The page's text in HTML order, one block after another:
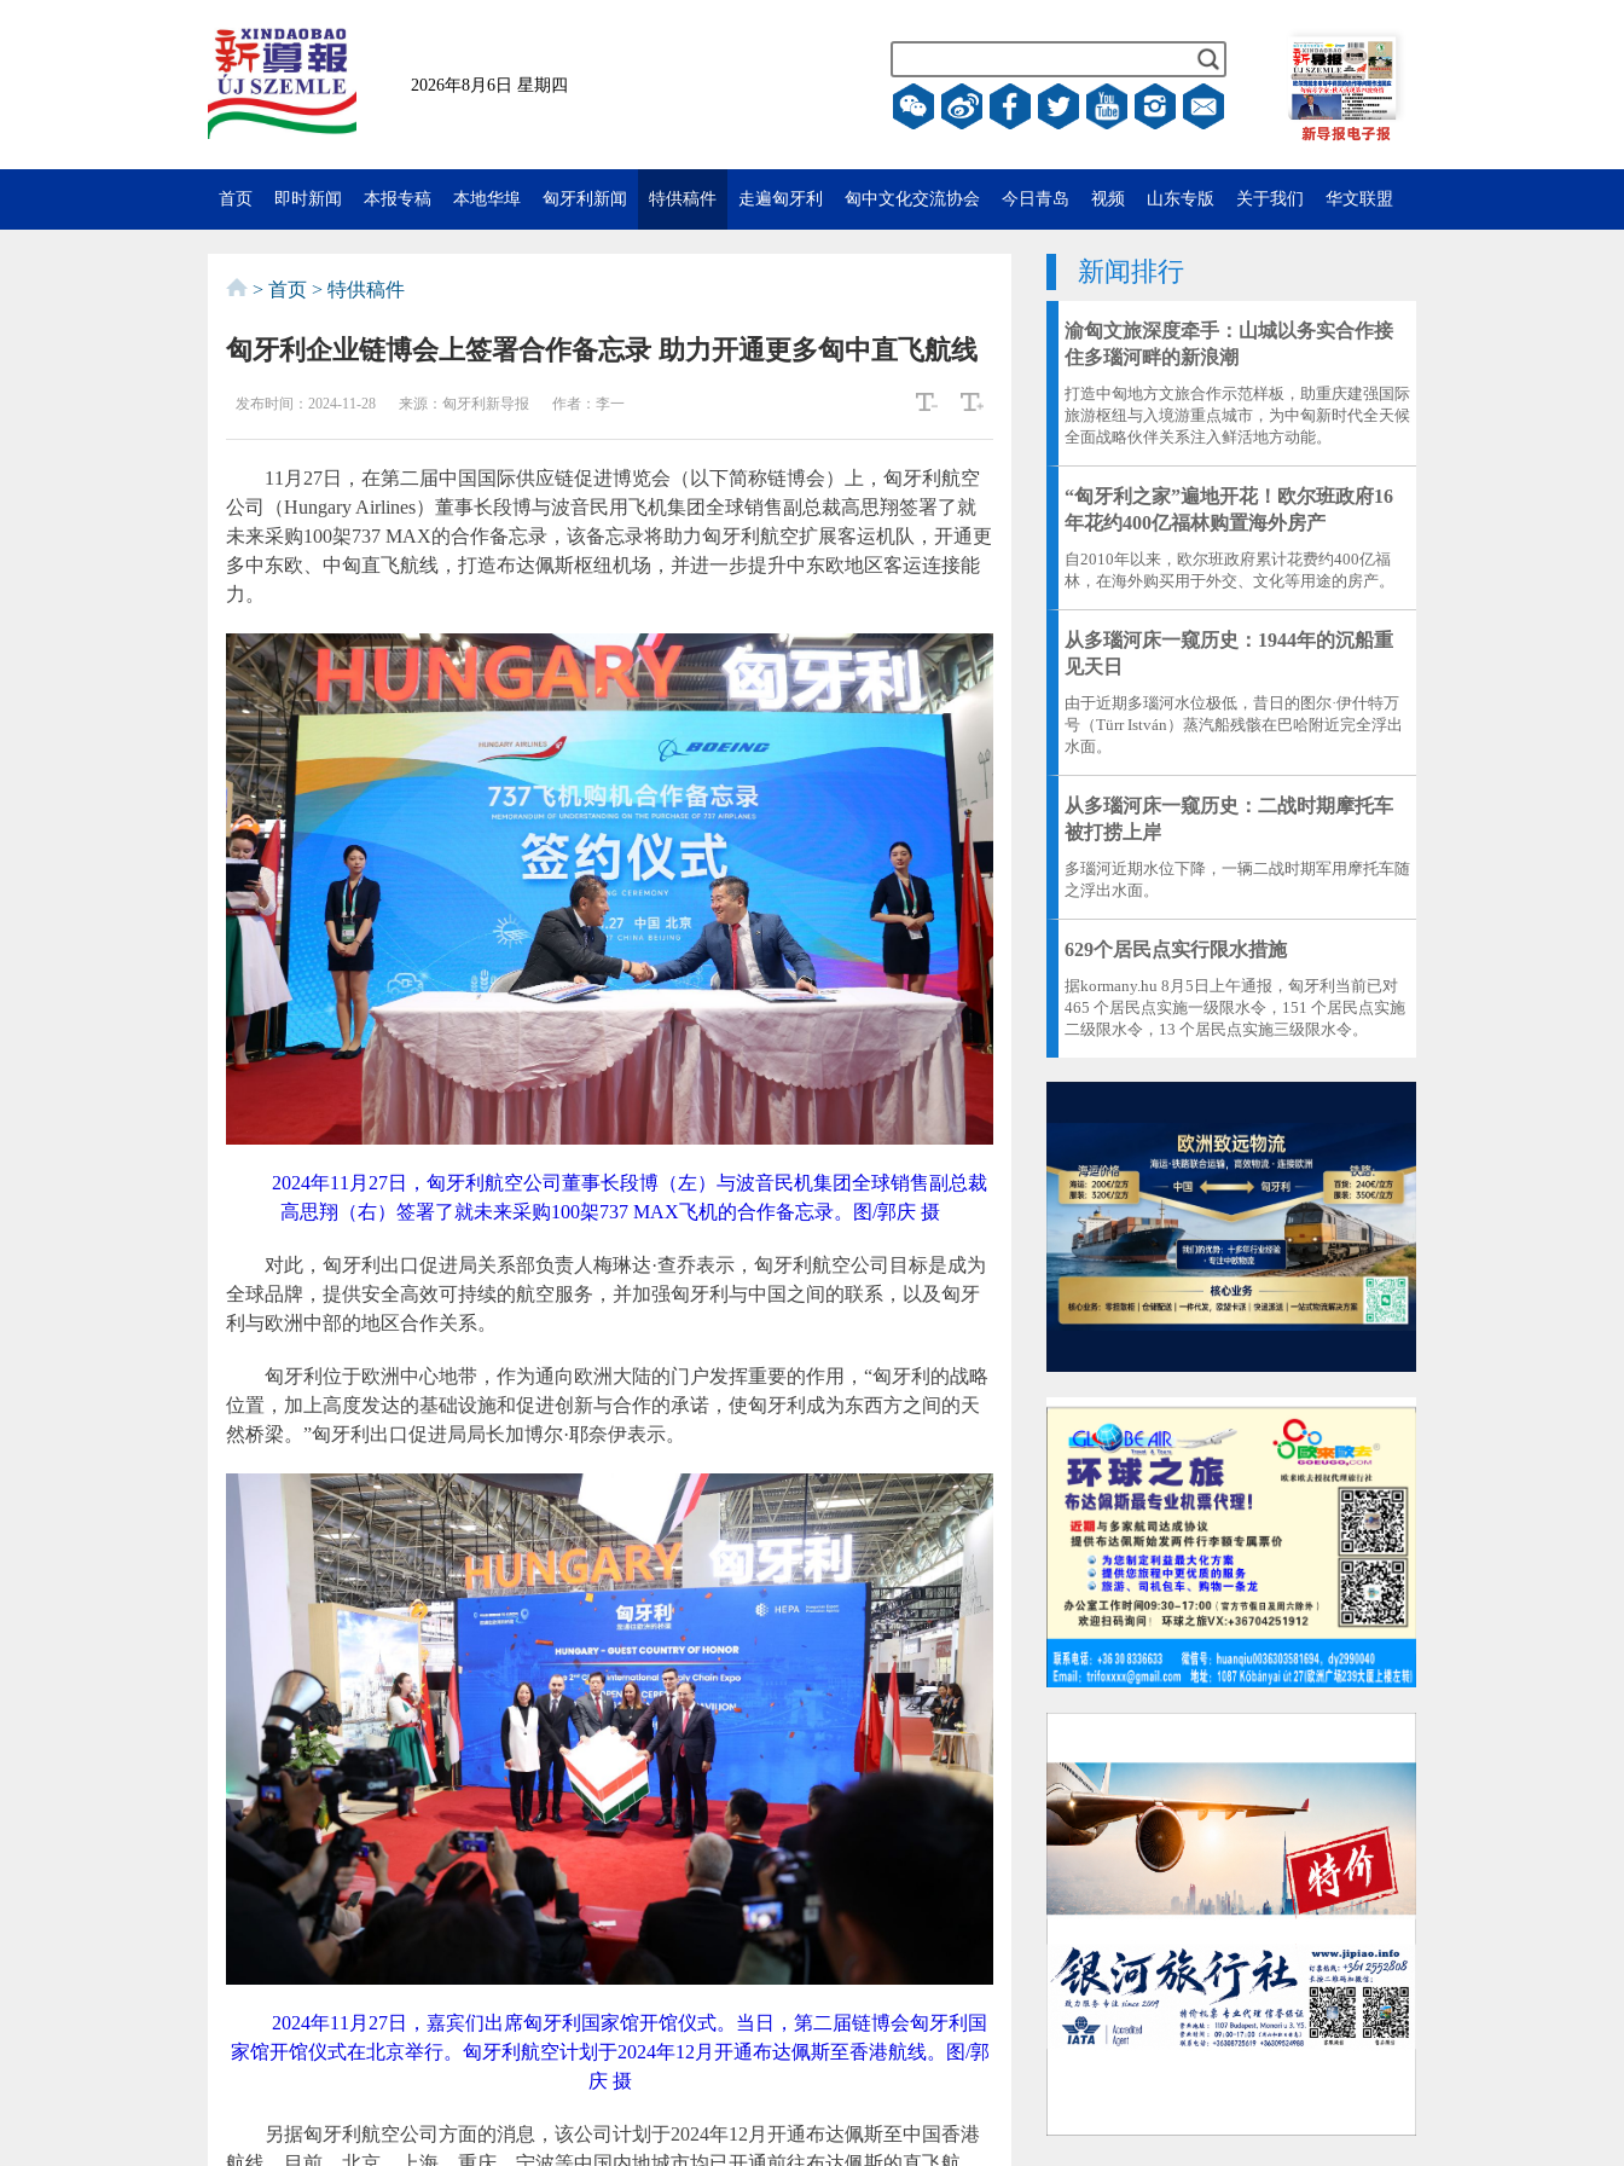
2026年8月6日 星期四
首页 即时新闻 本报专稿 本地华埠 匈牙利新闻 特供稿件 走遍匈牙利 匈中文化交流协会 今日青岛 视频 山东专版 关于我们 华文联盟
> 首页 > 特供稿件
匈牙利企业链博会上签署合作备忘录 助力开通更多匈中直飞航线
发布时间： 2024-11-28 来源： 匈牙利新导报 作者： 李一
11月27日，在第二届中国国际供应链促进博览会（以下简称链博会）上，匈牙利航空
公司（Hungary Airlines）董事长段博与波音民用飞机集团全球销售副总裁高思翔签署了就
未来采购100架737 MAX的合作备忘录，该备忘录将助力匈牙利航空扩展客运机队，开通更
多中东欧、中匈直飞航线，打造布达佩斯枢纽机场，并进一步提升中东欧地区客运连接能
力。
2024年11月27日，匈牙利航空公司董事长段博（左）与波音民机集团全球销售副总裁
高思翔（右）签署了就未来采购100架737 MAX飞机的合作备忘录。图/郭庆 摄
对此，匈牙利出口促进局关系部负责人梅琳达·查乔表示，匈牙利航空公司目标是成为
全球品牌，提供安全高效可持续的航空服务，并加强匈牙利与中国之间的联系，以及匈牙
利与欧洲中部的地区合作关系。
匈牙利位于欧洲中心地带，作为通向欧洲大陆的门户发挥重要的作用，“匈牙利的战略
位置，加上高度发达的基础设施和促进创新与合作的承诺，使匈牙利成为东西方之间的天
然桥梁。”匈牙利出口促进局局长加博尔·耶奈伊表示。
2024年11月27日，嘉宾们出席匈牙利国家馆开馆仪式。当日，第二届链博会匈牙利国
家馆开馆仪式在北京举行。匈牙利航空计划于2024年12月开通布达佩斯至香港航线。图/郭
庆 摄
另据匈牙利航空公司方面的消息，该公司计划于2024年12月开通布达佩斯至中国香港
新闻排行
渝匈文旅深度牵手：山城以务实合作接
住多瑙河畔的新浪潮
打造中匈地方文旅合作示范样板，助重庆建强国际
旅游枢纽与入境游重点城市，为中匈新时代全天候
全面战略伙伴关系注入鲜活地方动能。
“匈牙利之家”遍地开花！欧尔班政府16
年花约400亿福林购置海外房产
自2010年以来，欧尔班政府累计花费约400亿福
林，在海外购买用于外交、文化等用途的房产。
从多瑙河床一窥历史：1944年的沉船重
见天日
由于近期多瑙河水位极低，昔日的图尔·伊什特万
号（Türr István）蒸汽船残骸在巴哈附近完全浮出
水面。
从多瑙河床一窥历史：二战时期摩托车
被打捞上岸
多瑙河近期水位下降，一辆二战时期军用摩托车随
之浮出水面。
629个居民点实行限水措施
据kormany.hu 8月5日上午通报，匈牙利当前已对
465 个居民点实施一级限水令，151 个居民点实施
二级限水令，13 个居民点实施三级限水令。